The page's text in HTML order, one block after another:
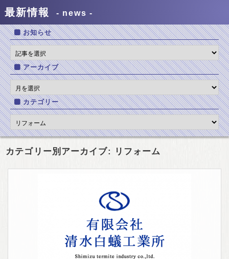
最新情報 news
お知らせ
アーカイブ
カテゴリー
カテゴリー別アーカイブ: リフォーム